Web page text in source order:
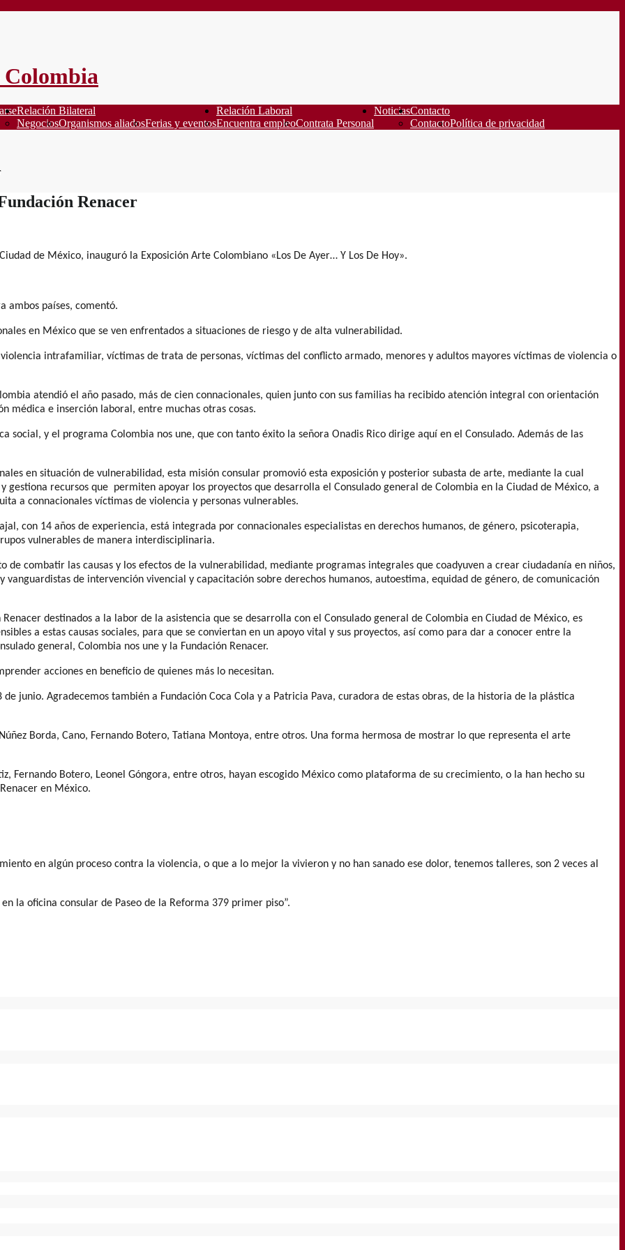
Relación Bilateral
NegociosOrganismos aliadosFerias y eventos
Relación Laboral
Encuentra empleoContrata Personal
NoticiasContacto
ContactoPolítica de privacidad
Renacer
de México, inauguró la Exposición Arte Colombiano «Los De Ayer… Y Los De Hoy».
ambos países, comentó.
en México que se ven enfrentados a situaciones de riesgo y de alta vulnerabilidad.
intrafamiliar, víctimas de trata de personas, víctimas del conflicto armado, menores y adultos mayores víctimas de violencia o
atendió el año pasado, más de cien connacionales, quien junto con sus familias ha recibido atención integral con orientación
médica e inserción laboral, entre muchas otras cosas.
social, y el programa Colombia nos une, que con tanto éxito la señora Onadis Rico dirige aquí en el Consulado. Además de las
en situación de vulnerabilidad, esta misión consular promovió esta exposición y posterior subasta de arte, mediante la cual
gestiona recursos que permiten apoyar los proyectos que desarrolla el Consulado general de Colombia en la Ciudad de México, a
a connacionales víctimas de violencia y personas vulnerables.
con 14 años de experiencia, está integrada por connacionales especialistas en derechos humanos, de género, psicoterapia,
vulnerables de manera interdisciplinaria.
de combatir las causas y los efectos de la vulnerabilidad, mediante programas integrales que coadyuven a crear ciudadanía en niños,
vanguardistas de intervención vivencial y capacitación sobre derechos humanos, autoestima, equidad de género, de comunicación
destinados a la labor de la asistencia que se desarrolla con el Consulado general de Colombia en Ciudad de México, es
a estas causas sociales, para que se conviertan en un apoyo vital y sus proyectos, así como para dar a conocer entre la
general, Colombia nos une y la Fundación Renacer.
acciones en beneficio de quienes más lo necesitan.
junio. Agradecemos también a Fundación Coca Cola y a Patricia Pava, curadora de estas obras, de la historia de la plástica
Borda, Cano, Fernando Botero, Tatiana Montoya, entre otros. Una forma hermosa de mostrar lo que representa el arte
Fernando Botero, Leonel Góngora, entre otros, hayan escogido México como plataforma de su crecimiento, o la han hecho su
en México.
en algún proceso contra la violencia, o que a lo mejor la vivieron y no han sanado ese dolor, tenemos talleres, son 2 veces al
la oficina consular de Paseo de la Reforma 379 primer piso”.